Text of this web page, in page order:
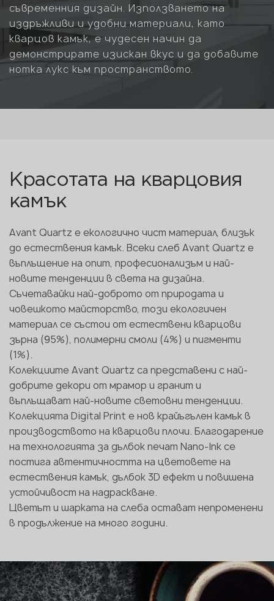
съвременния дизайн. Използването на
издръжливи и удобни материали, като
кварцов камък, е чудесен начин да
демонстрирате изискан вкус и да добавите
нотка лукс към пространството.
Красотата на кварцовия
камък
Avant Quartz е екологично чист материал, близък
до естествения камък. Всеки слеб Avant Quartz е
въплъщение на опит, професионализъм и най-
новите тенденции в света на дизайна.
Съчетавайки най-доброто от природата и
човешкото майсторство, този екологичен
материал се състои от естествени кварцови
зърна (95%), полимерни смоли (4%) и пигменти
(1%).
Колекциите Avant Quartz са представени с най-
добрите декори от мрамор и гранит и
въплъщават най-новите световни тенденции.
Колекцията Digital Print е нов крайъгълен камък в
производството на кварцови плочи. Благодарение
на технологията за дълбок печат Nano-Ink се
постига автентичността на цветовете на
естествения камък, дълбок 3D ефект и повишена
устойчивост на надраскване.
Цветът и шарката на слеба остават непроменени
в продължение на много години.